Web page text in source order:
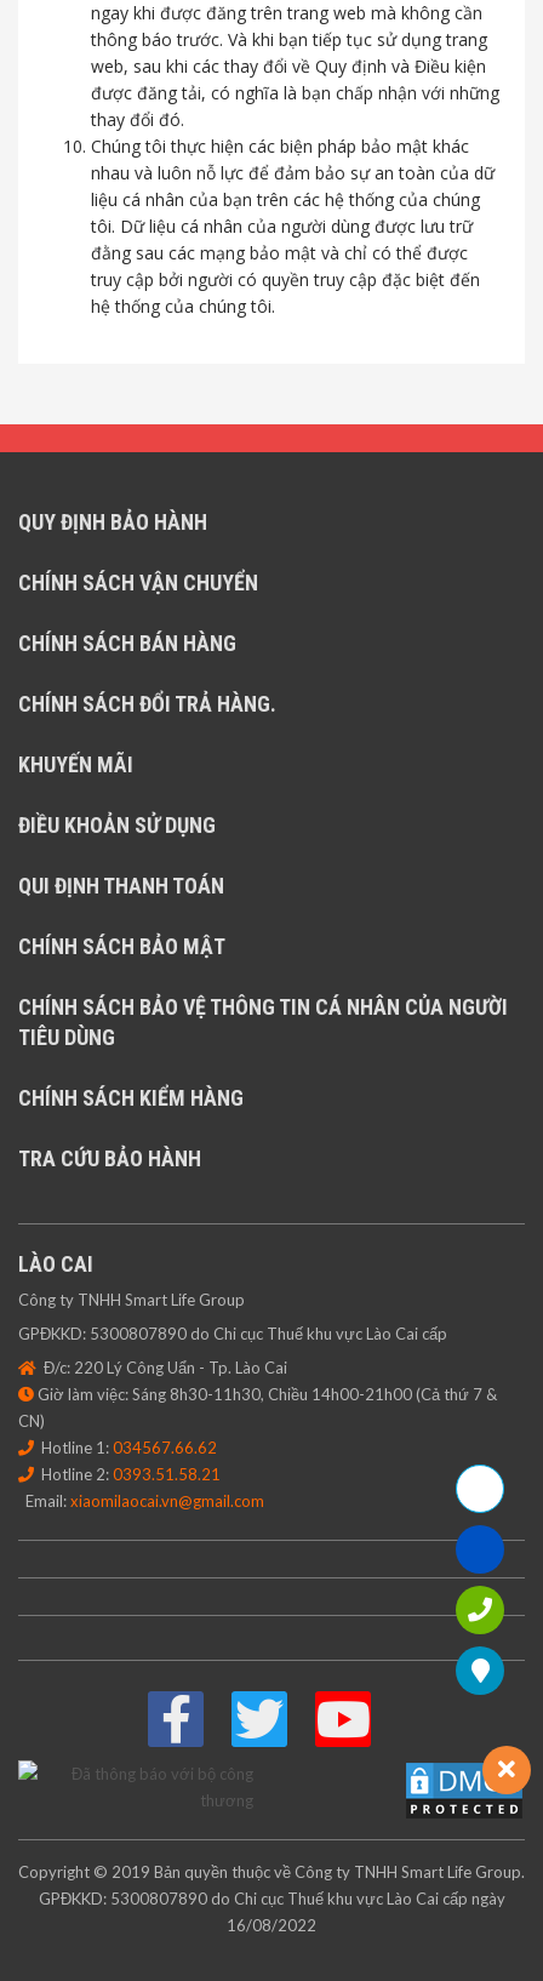
ngay khi được đăng trên trang web mà không cần
thông báo trước. Và khi bạn tiếp tục sử dụng trang
web, sau khi các thay đổi về Quy định và Điều kiện
được đăng tải, có nghĩa là bạn chấp nhận với những
thay đổi đó.
Chúng tôi thực hiện các biện pháp bảo mật khác
nhau và luôn nỗ lực để đảm bảo sự an toàn của dữ
liệu cá nhân của bạn trên các hệ thống của chúng
tôi. Dữ liệu cá nhân của người dùng được lưu trữ
đằng sau các mạng bảo mật và chỉ có thể được
truy cập bởi người có quyền truy cập đặc biệt đến
hệ thống của chúng tôi.
QUY ĐỊNH BẢO HÀNH
CHÍNH SÁCH VẬN CHUYỂN
CHÍNH SÁCH BÁN HÀNG
CHÍNH SÁCH ĐỔI TRẢ HÀNG.
KHUYẾN MÃI
ĐIỀU KHOẢN SỬ DỤNG
QUI ĐỊNH THANH TOÁN
CHÍNH SÁCH BẢO MẬT
CHÍNH SÁCH BẢO VỆ THÔNG TIN CÁ NHÂN CỦA NGƯỜI
TIÊU DÙNG
CHÍNH SÁCH KIỂM HÀNG
TRA CỨU BẢO HÀNH
LÀO CAI
Công ty TNHH Smart Life Group
GPĐKKD: 5300807890 do Chi cục Thuế khu vực Lào Cai cấp
Đ/c: 220 Lý Công Uẩn - Tp. Lào Cai
Giờ làm việc: Sáng 8h30-11h30, Chiều 14h00-21h00 (Cả thứ 7 &
CN)
Hotline 1:034567.66.62
Hotline 2:0393.51.58.21
Email:xiaomilaocai.vn@gmail.com
Copyright © 2019 Bản quyền thuộc về Công ty TNHH Smart Life Group.
GPĐKKD: 5300807890 do Chi cục Thuế khu vực Lào Cai cấp ngày
16/08/2022